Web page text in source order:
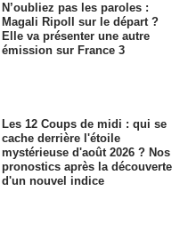
N’oubliez pas les paroles :
Magali Ripoll sur le départ ?
Elle va présenter une autre
émission sur France 3
Les 12 Coups de midi : qui se
cache derrière l'étoile
mystérieuse d'août 2026 ? Nos
pronostics après la découverte
d'un nouvel indice